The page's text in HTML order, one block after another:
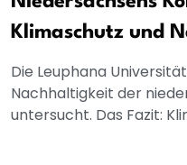
Klimaschutz und
Die Leuphana
Nachhaltigkeit der
untersucht. Das Fazit: